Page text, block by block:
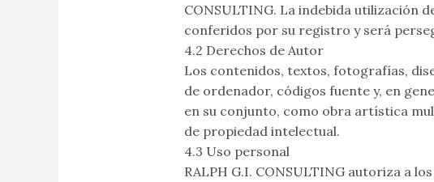
CONSULTING. La indebida utilización
conferidos por su registro y será
4.2 Derechos de Autor
Los contenidos, textos, fotografías,
de ordenador, códigos fuente y, en
en su conjunto, como obra artística
de propiedad intelectual.
4.3 Uso personal
RALPH G.I. CONSULTING autoriza a